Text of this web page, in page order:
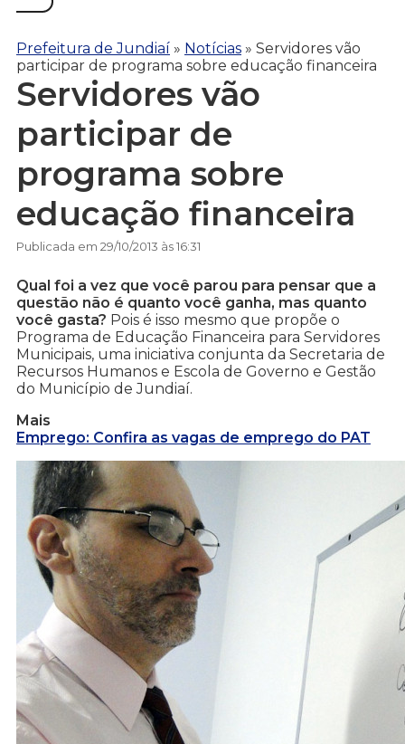
Prefeitura de Jundiaí » Notícias » Servidores vão
participar de programa sobre educação financeira
Servidores vão
participar de
programa sobre
educação financeira
Publicada em 29/10/2013 às 16:31
Qual foi a vez que você parou para pensar que a
questão não é quanto você ganha, mas quanto
você gasta? Pois é isso mesmo que propõe o
Programa de Educação Financeira para Servidores
Municipais, uma iniciativa conjunta da Secretaria de
Recursos Humanos e Escola de Governo e Gestão
do Município de Jundiaí.
Mais
Emprego: Confira as vagas de emprego do PAT